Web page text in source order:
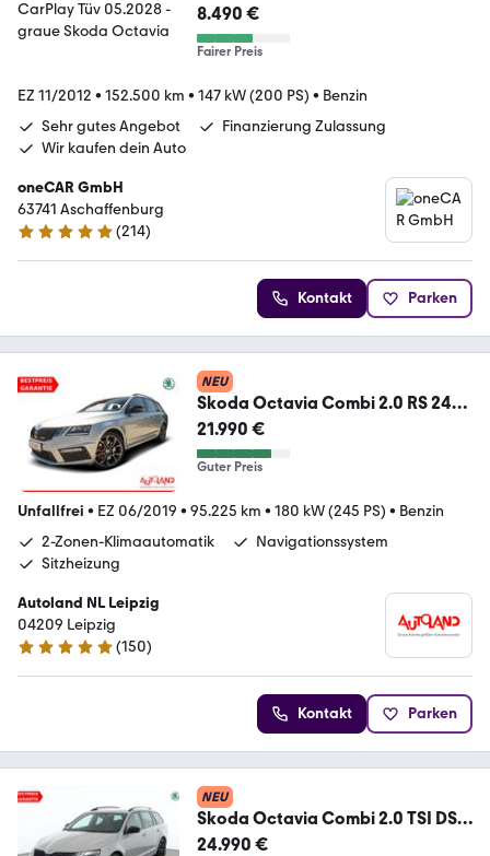
8.490 €
Fairer Preis
EZ 11/2012 • 152.500 km • 147 kW (200 PS) • Benzin
Sehr gutes Angebot
Finanzierung Zulassung
Wir kaufen dein Auto
oneCAR GmbH
63741 Aschaffenburg
4.8 Sterne
(214)
Kontakt Parken
NEU
Skoda Octavia Combi 2.0 RS 245
LED Navi Sitzheizung
21.990 €
Guter Preis
Unfallfrei • EZ 06/2019 • 95.225 km • 180 kW (245 PS) • Benzin
2-Zonen-Klimaautomatik
Navigationssystem
Sitzheizung
Autoland NL Leipzig
04209 Leipzig
4.8 Sterne
(150)
Kontakt Parken
NEU
Skoda Octavia Combi 2.0 TSI DSG
RS 245 LED Navi DAB
24.990 €